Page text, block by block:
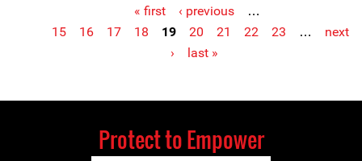
« first ‹ previous
…
15
16 17 18 19 20 21 22 23 …
next
›
last »
Protect to Empower